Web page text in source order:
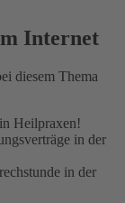
Internet
diesem Thema
Heilpraxen!
in der
in der